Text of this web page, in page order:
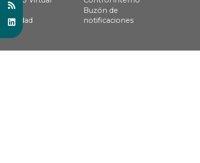
Calidad
Buzón de
notificaciones